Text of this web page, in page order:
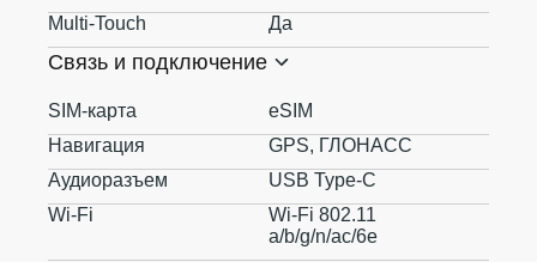
Multi-Touch Да
Связь и подключение
SIM-карта
eSIM
Навигация
GPS, ГЛОНАСС
Аудиоразъем
USB Type-C
Wi-Fi
Wi-Fi 802.11
a/b/g/n/ac/6e